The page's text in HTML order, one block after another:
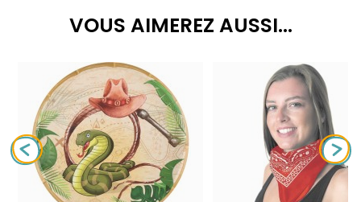
VOUS AIMEREZ AUSSI...